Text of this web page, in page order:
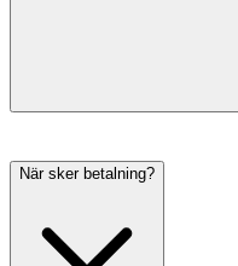
När sker betalning?